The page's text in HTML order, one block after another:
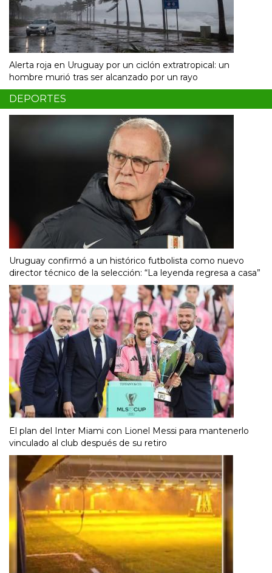
Alerta roja en Uruguay por un ciclón extratropical: un
hombre murió tras ser alcanzado por un rayo
DEPORTES
Uruguay confirmó a un histórico futbolista como nuevo
director técnico de la selección: “La leyenda regresa a casa”
El plan del Inter Miami con Lionel Messi para mantenerlo
vinculado al club después de su retiro